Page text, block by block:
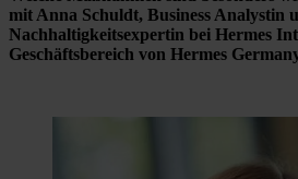
mit Anna Schuldt, Business Analystin
Nachhaltigkeitsexpertin bei Hermes
Geschäftsbereich von Hermes